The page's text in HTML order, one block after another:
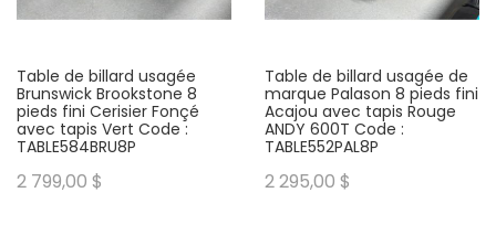
Table de billard usagée
Brunswick Brookstone 8
pieds fini Cerisier Fonçé
avec tapis Vert Code :
TABLE584BRU8P
2 799,00 $
Table de billard usagée de
marque Palason 8 pieds fini
Acajou avec tapis Rouge
ANDY 600T Code :
TABLE552PAL8P
2 295,00 $